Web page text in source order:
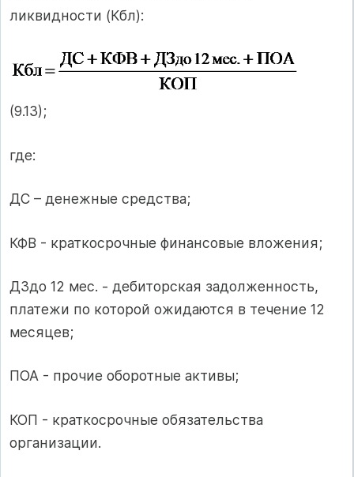
ликвидности (Кбл):
(9.13);
где:
ДС – денежные средства;
КФВ - краткосрочные финансовые вложения;
ДЗдо 12 мес. - дебиторская задолженность,
платежи по которой ожидаются в течение 12
месяцев;
ПОА - прочие оборотные активы;
КОП - краткосрочные обязательства
организации.